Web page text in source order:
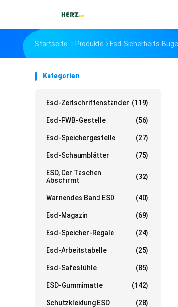
Startseite Produkte Esd-Sicherheits-Bügel
Kategorien
Esd-Zeitschriftenständer (119)
Esd-PWB-Gestelle (56)
Esd-Speichergestelle (27)
Esd-Schaumblätter (75)
ESD, Der Taschen
Abschirmt
(32)
Warnendes Band ESD (40)
Esd-Magazin (69)
Esd-Speicher-Regale (24)
Esd-Arbeitstabelle (25)
Esd-Safestühle (85)
ESD-Gummimatte (142)
Schutzkleidung ESD (28)